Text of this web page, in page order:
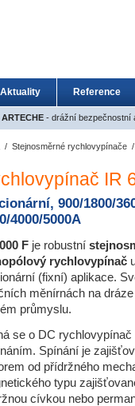
Aktuality Reference
ARTECHE - drážní bezpečnostní
/ Stejnosměrné rychlovypínače
IR
900/1800/
4000/5000A
F je robustní
rychlovypínač
(fixní) aplikace.
měnírnách na
průmyslu.
se o DC
Spínání je
od přídržného
typu
cívkou nebo